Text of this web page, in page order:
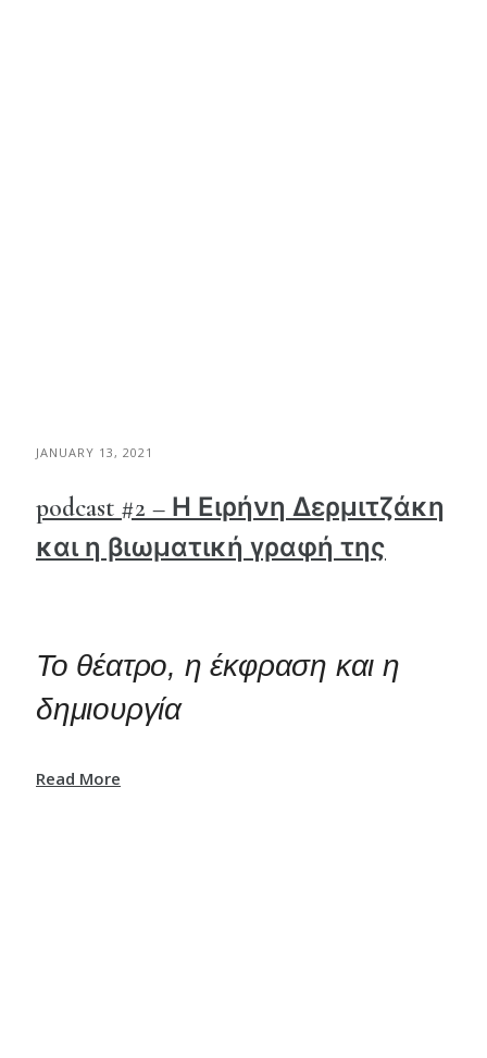
JANUARY 13, 2021
podcast #2 – Η Ειρήνη Δερμιτζάκη
και η βιωματική γραφή της
Το θέατρο, η έκφραση και η
δημιουργία
Read More